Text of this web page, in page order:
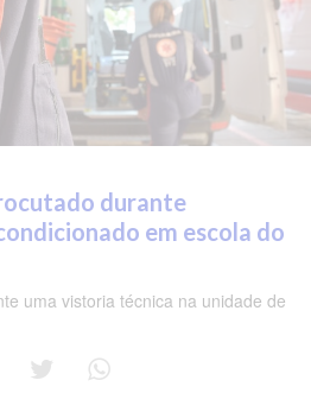
durante
em escola do
uma vistoria técnica na unidade de